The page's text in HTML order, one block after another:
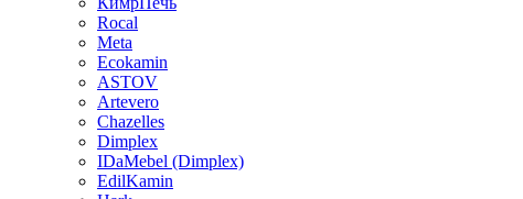
Rocal
Meta
Ecokamin
ASTOV
Artevero
Chazelles
Dimplex
IDaMebel (Dimplex)
EdilKamin